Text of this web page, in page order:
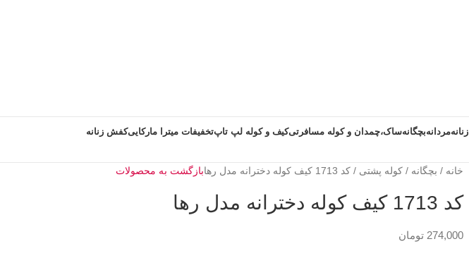
زنانهمردانهبچگانهساک،چمدان و کوله مسافرتیکیف و کوله لپ تاپتخفیفات میترا مارکاییکفش زنانه
خانه بچگانه کوله پشتی کد 1713 کیف کوله دخترانه مدل رها بازگشت به محصولات
کد 1713 کیف کوله دخترانه مدل رها
274,000 تومان